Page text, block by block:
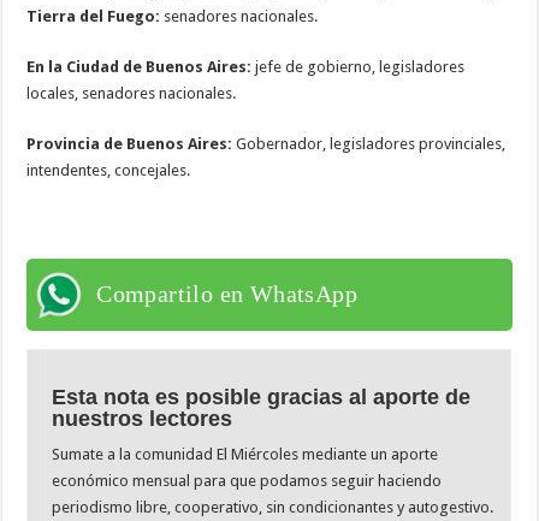
Tierra del Fuego: senadores nacionales.
En la Ciudad de Buenos Aires: jefe de gobierno, legisladores
locales, senadores nacionales.
Provincia de Buenos Aires: Gobernador, legisladores provinciales,
intendentes, concejales.
Compartilo en WhatsApp
Esta nota es posible gracias al aporte de
nuestros lectores
Sumate a la comunidad El Miércoles mediante un aporte
económico mensual para que podamos seguir haciendo
periodismo libre, cooperativo, sin condicionantes y autogestivo.